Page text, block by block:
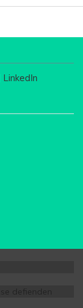
LinkedIn